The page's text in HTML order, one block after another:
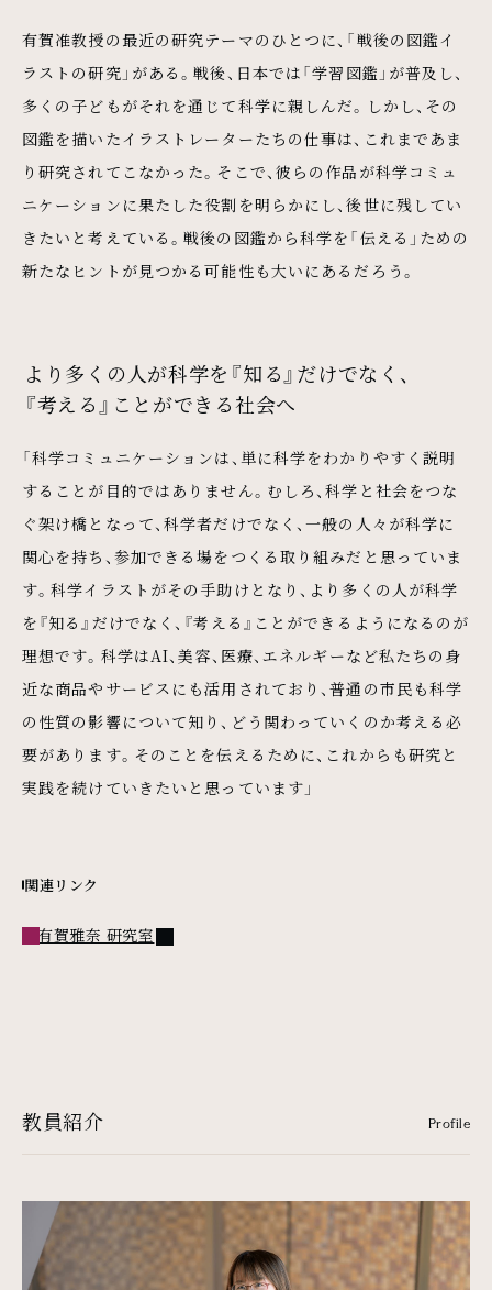
有賀准教授の最近の研究テーマのひとつに、「戦後の図鑑イ
ラストの研究」がある。戦後、日本では「学習図鑑」が普及し、
多くの子どもがそれを通じて科学に親しんだ。しかし、その
図鑑を描いたイラストレーターたちの仕事は、これまであま
り研究されてこなかった。そこで、彼らの作品が科学コミュ
ニケーションに果たした役割を明らかにし、後世に残してい
きたいと考えている。戦後の図鑑から科学を「伝える」ための
新たなヒントが見つかる可能性も大いにあるだろう。
より多くの人が科学を『知る』だけでなく、
『考える』ことができる社会へ
「科学コミュニケーションは、単に科学をわかりやすく説明
することが目的ではありません。むしろ、科学と社会をつな
ぐ架け橋となって、科学者だけでなく、一般の人々が科学に
関心を持ち、参加できる場をつくる取り組みだと思っていま
す。科学イラストがその手助けとなり、より多くの人が科学
を『知る』だけでなく、『考える』ことができるようになるのが
理想です。科学はAI、美容、医療、エネルギーなど私たちの身
近な商品やサービスにも活用されており、普通の市民も科学
の性質の影響について知り、どう関わっていくのか考える必
要があります。そのことを伝えるために、これからも研究と
実践を続けていきたいと思っています」
関連リンク
有賀雅奈 研究室外部リンク
教員紹介 Profile